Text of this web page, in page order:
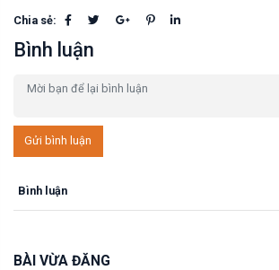
Chia sẻ:
Bình luận
Gửi bình luận
Bình luận
BÀI VỪA ĐĂNG